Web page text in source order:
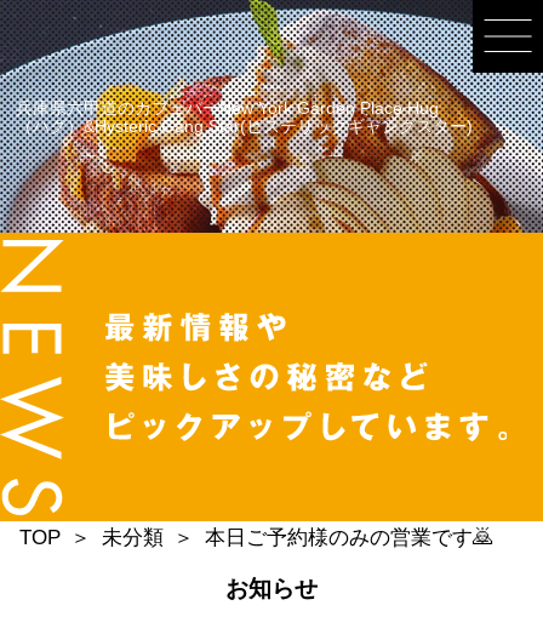
兵庫県六甲道のカフェバーNew York Garden Place Hug
（ハグ）&Hysteric Gang Star(ヒステリックギャングスター)
TOP 未分類 本日ご予約様のみの営業です🙇
お知らせ